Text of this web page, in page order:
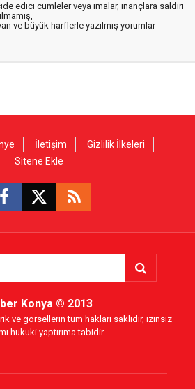
edici cümleler veya imalar, inançlara saldırı
ve büyük harflerle yazılmış yorumlar
İletişim
Gizlilik İlkeleri
Sitene Ekle
Konya© 2013
ve görsellerin tüm hakları saklıdır, izinsiz
hukuki yaptırıma tabidir.